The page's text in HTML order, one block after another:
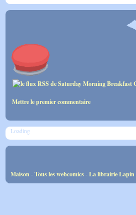
Mettre le premier commentaire
Loading
Maison-Tous les webcomics-La librairie Lapin